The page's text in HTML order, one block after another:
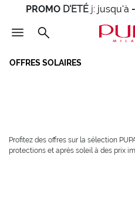
PROMO D'ETÉ j: jusqu'à
OFFRES SOLAIRES
Profitez des offres sur la sélection
protections et après soleil à des prix